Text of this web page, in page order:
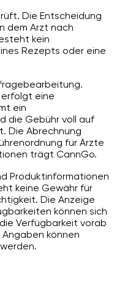
Die Entscheidung
dem Arzt nach
kein
Rezepts oder eine
erfolgt eine
ein
die Gebühr voll auf
Die Abrechnung
für Ärzte
trägt CannGo.
Produktinformationen
keine Gewähr für
Die Anzeige
können sich
Verfügbarkeit vorab
können